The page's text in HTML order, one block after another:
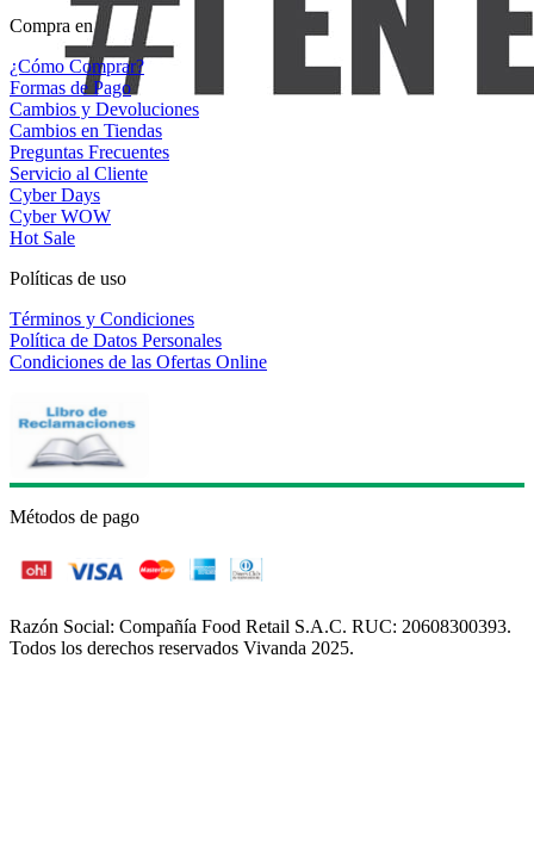
Compra en
¿Cómo Comprar?
Formas de Pago
Cambios y Devoluciones
Cambios en Tiendas
Preguntas Frecuentes
Servicio al Cliente
Cyber Days
Cyber WOW
Hot Sale
Políticas de uso
Términos y Condiciones
Política de Datos Personales
Condiciones de las Ofertas Online
Métodos de pago
Razón Social: Compañía Food Retail S.A.C. RUC: 20608300393.
Todos los derechos reservados Vivanda 2025.